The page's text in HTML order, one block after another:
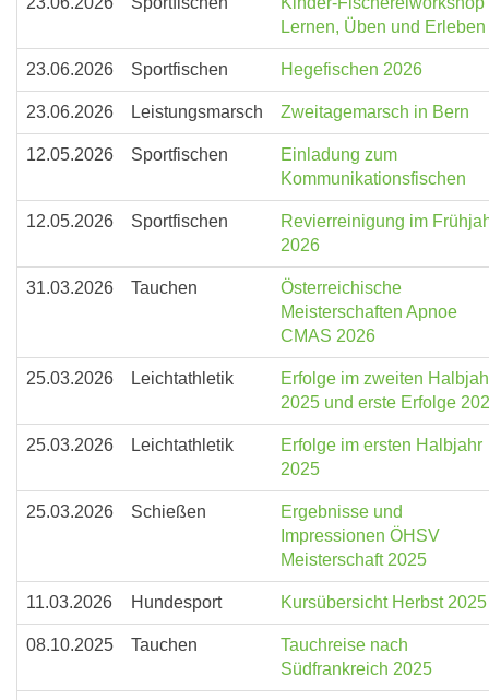
Lernen, Üben und Erleben
23.06.2026 Sportfischen Hegefischen 2026
23.06.2026 Leistungsmarsch Zweitagemarsch in Bern
12.05.2026 Sportfischen
Einladung zum
Kommunikationsfischen
12.05.2026 Sportfischen
Revierreinigung im
2026
31.03.2026 Tauchen
Österreichische
Meisterschaften Apnoe
CMAS 2026
25.03.2026 Leichtathletik
Erfolge im zweiten
2025 und erste Erfolge
25.03.2026 Leichtathletik
Erfolge im ersten Halbjahr
2025
25.03.2026 Schießen
Ergebnisse und
Impressionen ÖHSV
Meisterschaft 2025
11.03.2026 Hundesport Kursübersicht Herbst 2025
08.10.2025 Tauchen
Tauchreise nach
Südfrankreich 2025